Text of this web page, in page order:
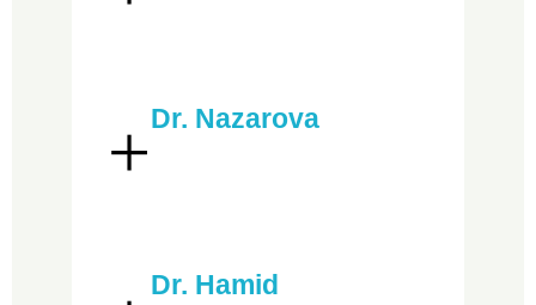
Dr. Nazarova
Dr. Hamid